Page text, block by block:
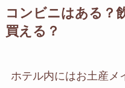
コンビニはある？
買える？
ホテル内にはお土産メ